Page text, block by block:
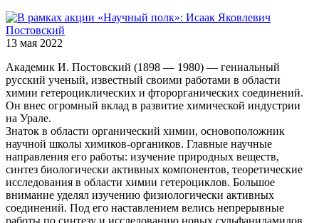
13 мая 2022
Академик И. Постовский (1898 — 1980) — гениальный
русский ученый, известный своими работами в области
химии гетероциклических и фторорганических соединений.
Он внес огромный вклад в развитие химической индустрии
на Урале.
Знаток в области органический химии, основоположник
научной школы химиков-органиков. Главные научные
направления его работы: изучение природных веществ,
синтез биологически активных компонентов, теоретические
исследования в области химии гетероциклов. Большое
внимание уделял изучению физиологически активных
соединений. Под его наставлением велись непрерывные
работы по синтезу и исследованию новых сульфаниламидов,